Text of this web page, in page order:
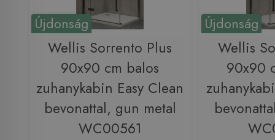
Újdonság
Wellis Sorrento Plus
90x90 cm balos
zuhanykabin Easy Clean
bevonattal, gun metal
WC00561
Újdonság
Wellis
90x90